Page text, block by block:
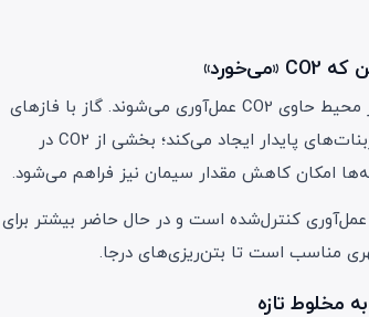
در این فناوری، قطعات بتنی پیش‌ساخته در محیط حاوی CO2 عمل‌آوری می‌شوند. گاز با فازهای
کلسیم‌دار خمیر سیمان واکنش می‌دهد و کربنات‌های پایدار ایجاد می‌کند؛ بخشی از CO2 در
امکان کاهش مقدار سیمان نیز فراهم می‌شود.
کنترل‌شده است و در حال حاضر بیشتر برای
مناسب است تا بتن‌ریزی‌های درجا.